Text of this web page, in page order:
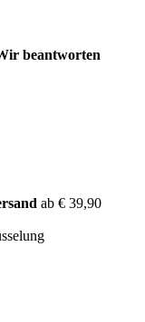
beantworten
ab € 39,90